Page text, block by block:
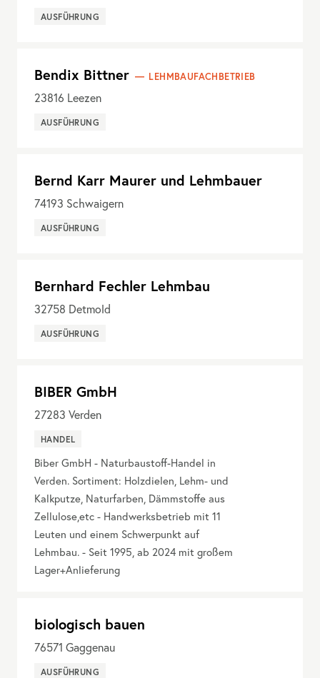
AUSFÜHRUNG
Bendix Bittner LEHMBAUFACHBETRIEB
23816 Leezen
AUSFÜHRUNG
Bernd Karr Maurer und Lehmbauer
74193 Schwaigern
AUSFÜHRUNG
Bernhard Fechler Lehmbau
32758 Detmold
AUSFÜHRUNG
BIBER GmbH
27283 Verden
HANDEL
Biber GmbH - Naturbaustoff-Handel in
Verden. Sortiment: Holzdielen, Lehm- und
Kalkputze, Naturfarben, Dämmstoffe aus
Zellulose,etc - Handwerksbetrieb mit 11
Leuten und einem Schwerpunkt auf
Lehmbau. - Seit 1995, ab 2024 mit großem
Lager+Anlieferung
biologisch bauen
76571 Gaggenau
AUSFÜHRUNG